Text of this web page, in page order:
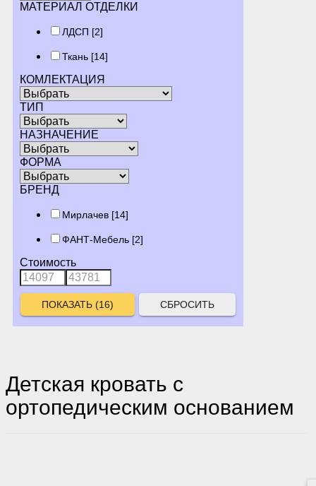
Детская кровать с
ортопедическим основанием
МАТЕРИАЛ ОТДЕЛКИ
ЛДСП [2]
Ткань [14]
КОМЛЕКТАЦИЯ
ТИП
НАЗНАЧЕНИЕ
ФОРМА
БРЕНД
Мирлачев [14]
ФАНТ-Мебель [2]
Стоимость
СБРОСИТЬ